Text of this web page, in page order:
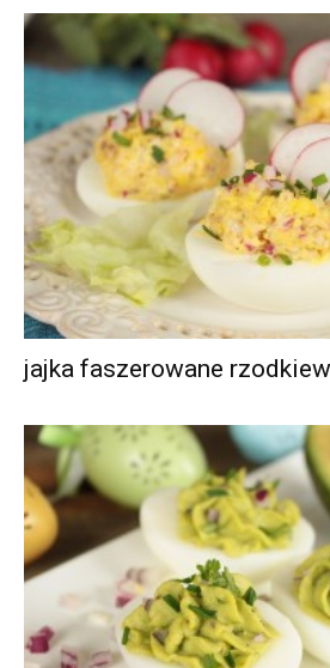
jajka faszerowane